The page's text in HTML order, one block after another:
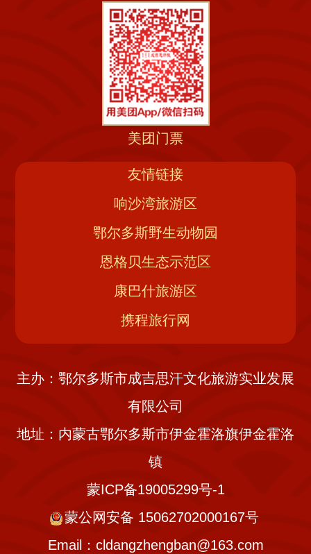
美团门票
友情链接
响沙湾旅游区
鄂尔多斯野生动物园
恩格贝生态示范区
康巴什旅游区
携程旅行网
主办：鄂尔多斯市成吉思汗文化旅游实业发展
有限公司
地址：内蒙古鄂尔多斯市伊金霍洛旗伊金霍洛
镇
蒙ICP备19005299号-1
蒙公网安备 15062702000167号
Email：cldangzhengban@163.com